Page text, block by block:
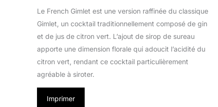
Le French Gimlet est une version raffinée du classique
Gimlet, un cocktail traditionnellement composé de gin
et de jus de citron vert. L’ajout de sirop de sureau
apporte une dimension florale qui adoucit l’acidité du
citron vert, rendant ce cocktail particulièrement
agréable à siroter.
Imprimer